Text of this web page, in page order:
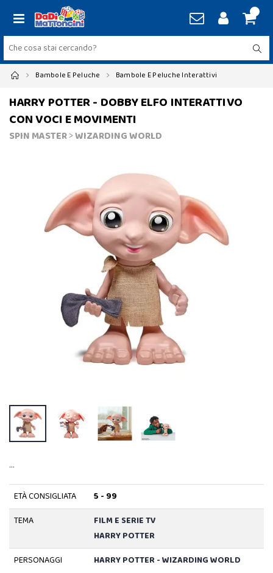
Bambole E Peluche Bambole E Peluche Interattivi
HARRY POTTER - DOBBY ELFO INTERATTIVO
CON VOCI E MOVIMENTI
SPIN MASTER>WIZARDING WORLD
…
ETÀ CONSIGLIATA
5 - 99
TEMA
FILM E SERIE TV
HARRY POTTER
PERSONAGGI
HARRY POTTER - WIZARDING WORLD